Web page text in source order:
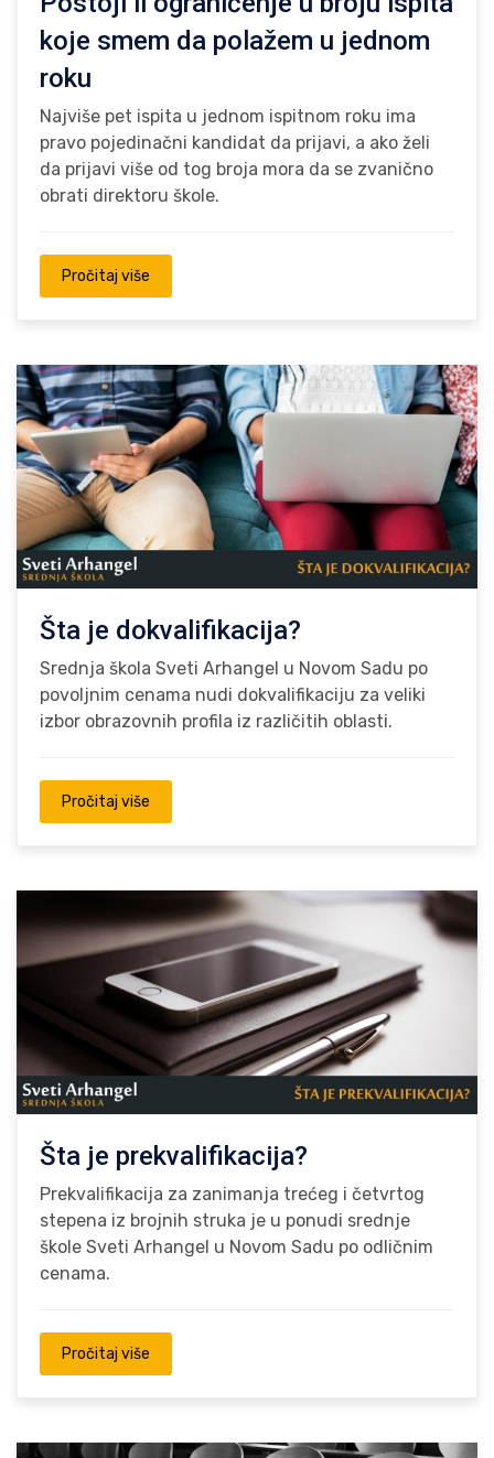
koje smem da polažem u jednom
roku
Najviše pet ispita u jednom ispitnom roku ima
pravo pojedinačni kandidat da prijavi, a ako želi
da prijavi više od tog broja mora da se zvanično
obrati direktoru škole.
Pročitaj više
Šta je dokvalifikacija?
Srednja škola Sveti Arhangel u Novom Sadu po
povoljnim cenama nudi dokvalifikaciju za veliki
izbor obrazovnih profila iz različitih oblasti.
Pročitaj više
Šta je prekvalifikacija?
Prekvalifikacija za zanimanja trećeg i četvrtog
stepena iz brojnih struka je u ponudi srednje
škole Sveti Arhangel u Novom Sadu po odličnim
cenama.
Pročitaj više